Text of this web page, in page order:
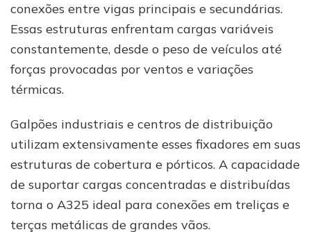
conexões entre vigas principais e secundárias.
Essas estruturas enfrentam cargas variáveis
constantemente, desde o peso de veículos até
forças provocadas por ventos e variações
térmicas.
Galpões industriais e centros de distribuição
utilizam extensivamente esses fixadores em suas
estruturas de cobertura e pórticos. A capacidade
de suportar cargas concentradas e distribuídas
torna o A325 ideal para conexões em treliças e
terças metálicas de grandes vãos.